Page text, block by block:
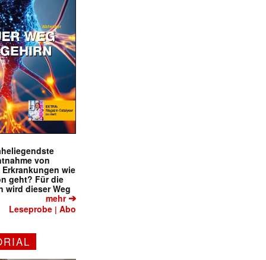
von
wie
geht? Für die
wird dieser Weg
mehr➔
Leseprobe |Abo